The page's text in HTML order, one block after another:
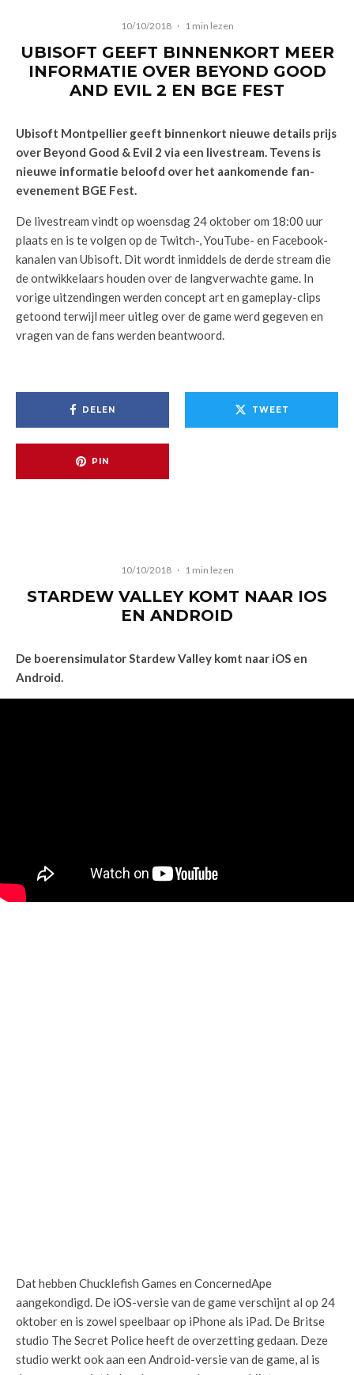
10/10/2018 · 1 min lezen
UBISOFT GEEFT BINNENKORT MEER
INFORMATIE OVER BEYOND GOOD
AND EVIL 2 EN BGE FEST
Ubisoft Montpellier geeft binnenkort nieuwe details prijs
over Beyond Good & Evil 2 via een livestream. Tevens is
nieuwe informatie beloofd over het aankomende fan-
evenement BGE Fest.
De livestream vindt op woensdag 24 oktober om 18:00 uur
plaats en is te volgen op de Twitch-, YouTube- en Facebook-
kanalen van Ubisoft. Dit wordt inmiddels de derde stream die
de ontwikkelaars houden over de langverwachte game. In
vorige uitzendingen werden concept art en gameplay-clips
getoond terwijl meer uitleg over de game werd gegeven en
vragen van de fans werden beantwoord.
DELEN TWEET
PIN
10/10/2018 · 1 min lezen
STARDEW VALLEY KOMT NAAR IOS
EN ANDROID
De boerensimulator Stardew Valley komt naar iOS en
Android.
Dat hebben Chucklefish Games en ConcernedApe
aangekondigd. De iOS-versie van de game verschijnt al op 24
oktober en is zowel speelbaar op iPhone als iPad. De Britse
studio The Secret Police heeft de overzetting gedaan. Deze
studio werkt ook aan een Android-versie van de game, al is